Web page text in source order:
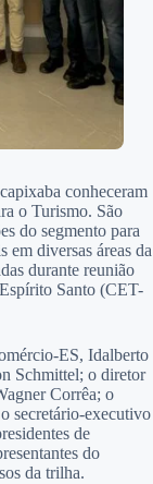
conheceram
o Turismo. São
do segmento para
em diversas áreas da
durante reunião
Santo (CET-
ES, Idalberto
Schmittel; o diretor
Corrêa; o
secretário-executivo
de
do
da trilha.